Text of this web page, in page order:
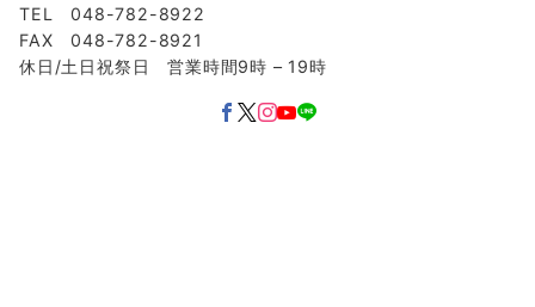
TEL 048-782-8922
FAX 048-782-8921
休日/土日祝祭日 営業時間9時 – 19時